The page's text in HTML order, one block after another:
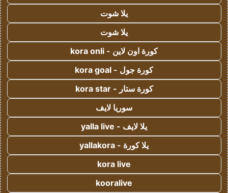
يلا شوت
يلا شوت
كورة اون لاين - kora onli
كورة جول - kora goal
كورة ستار - kora star
سوريا لايف
يلا لايف - yalla live
يلا كورة - yallakora
kora live
kooralive